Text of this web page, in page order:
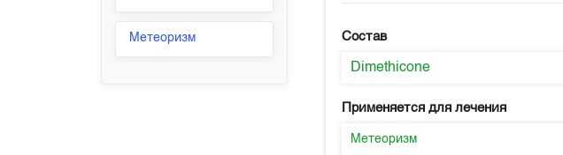
Метеоризм Состав
Dimethicone
Применяется для лечения
Метеоризм